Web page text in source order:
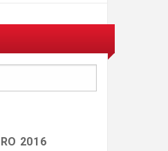
2016